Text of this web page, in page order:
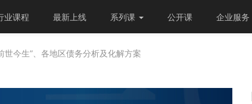
业课程 最新上线 系列课 公开课 企业服务
世今生”、各地区债务分析及化解方案